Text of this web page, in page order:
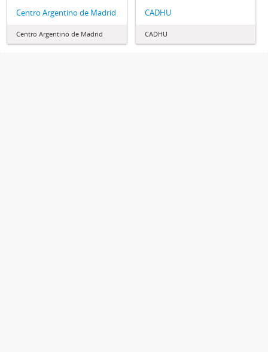
Centro Argentino de Madrid
Centro Argentino de Madrid
CADHU
CADHU